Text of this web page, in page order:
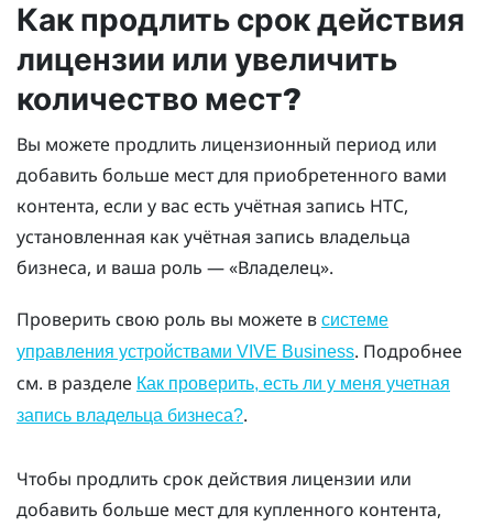
Как продлить срок действия
лицензии или увеличить
количество мест?
Вы можете продлить лицензионный период или
добавить больше мест для приобретенного вами
контента, если у вас есть учётная запись HTC,
установленная как учётная запись владельца
бизнеса, и ваша роль — «Владелец».
Проверить свою роль вы можете в системе
управления устройствами VIVE Business. Подробнее
см. в разделе Как проверить, есть ли у меня учетная
запись владельца бизнеса?.
Чтобы продлить срок действия лицензии или
добавить больше мест для купленного контента,